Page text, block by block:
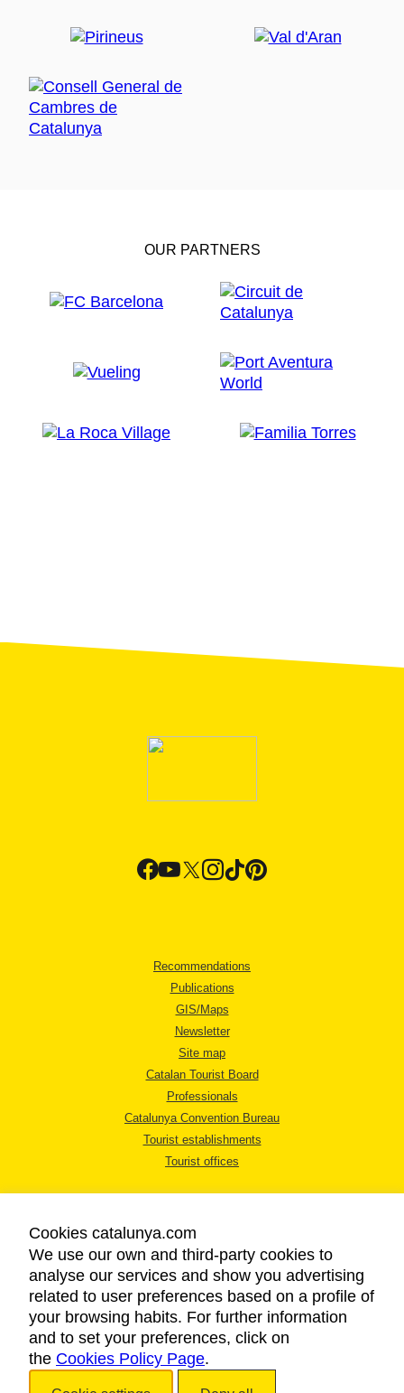
OUR PARTNERS
Recommendations
Publications
GIS/Maps
Newsletter
Site map
Catalan Tourist Board
Professionals
Catalunya Convention Bureau
Tourist establishments
Tourist offices
LEGAL NOTICE
PRIVACY POLICY
COOKIES POLICY
ACCESSIBILITY
Cookies catalunya.com
We use our own and third-party cookies to
analyse our services and show you advertising
related to user preferences based on a profile of
your browsing habits. For further information
and to set your preferences, click on
the Cookies Policy Page.